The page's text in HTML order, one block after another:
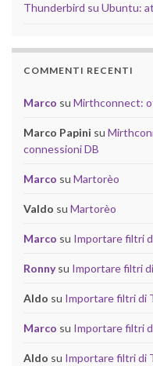
Thunderbird su Ubuntu:
COMMENTI RECENTI
Marco su Mirthconnect:
Marco Papini su
connessioni DB
Marco su Martorèo
Valdo su Martorèo
Marco su Importare filtri
Ronnysu Importare filtri
Aldo su Importare filtri di
Marco su Importare filtri
Aldo su Importare filtri di